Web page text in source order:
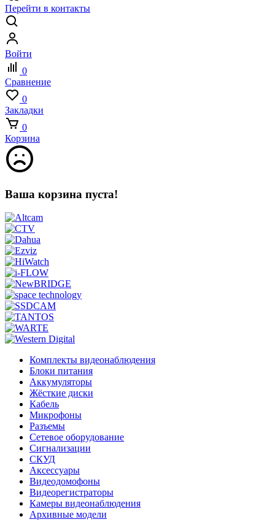
Перейти в контакты
Войти
0
Сравнение
0
Закладки
0
Корзина
Ваша корзина пуста!
Комплекты видеонаблюдения
Блоки питания
Аккумуляторы
Жёсткие диски
Кабель
Микрофоны
Разъемы
Сетевое оборудование
Сигнализации
СКУД
Аксессуары
Видеодомофоны
Видеорегистраторы
Камеры видеонаблюдения
Архивные модели